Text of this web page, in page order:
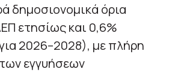
δημοσιονομικά όρια
ετησίως και 0,6%
2026–2028), με πλήρη
εγγυήσεων